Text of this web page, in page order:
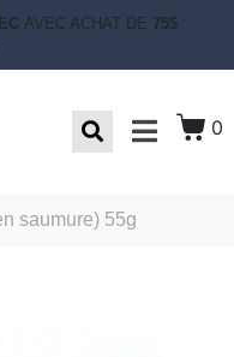
AVEC ACHAT DE 75$
0
saumure) 55g